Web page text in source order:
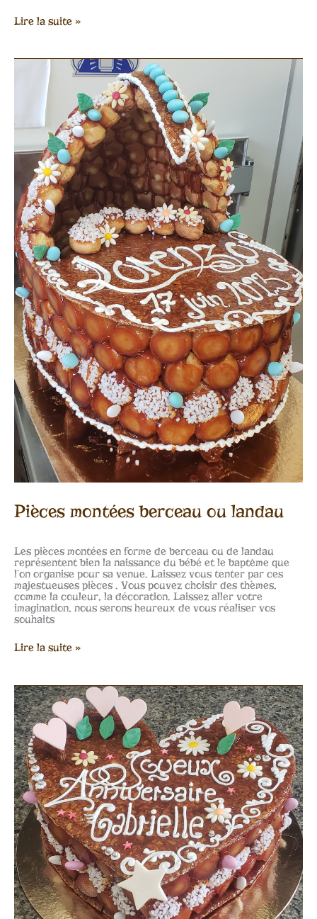
Lire la suite »
Pièces montées berceau ou landau
Les pièces montées en forme de berceau ou de landau
représentent bien la naissance du bébé et le baptême que
l’on organise pour sa venue. Laissez vous tenter par ces
majestueuses pièces . Vous pouvez choisir des thèmes,
comme la couleur, la décoration. Laissez aller votre
imagination, nous serons heureux de vous réaliser vos
souhaits
montées
berceau
landau
Lire la suite »
Pièce
montée
thème
cœur